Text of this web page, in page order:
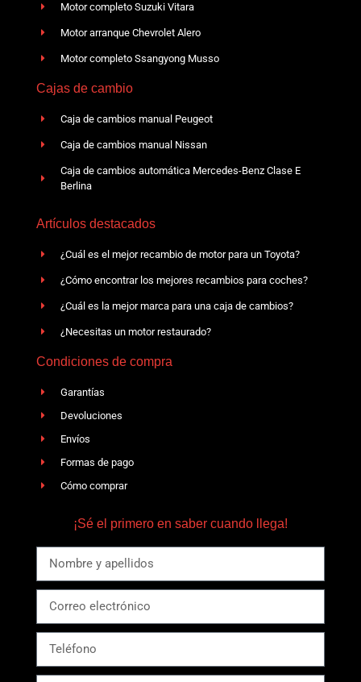
Motor completo Suzuki Vitara
Motor arranque Chevrolet Alero
Motor completo Ssangyong Musso
Cajas de cambio
Caja de cambios manual Peugeot
Caja de cambios manual Nissan
Caja de cambios automática Mercedes-Benz Clase E
Berlina
Artículos destacados
¿Cuál es el mejor recambio de motor para un Toyota?
¿Cómo encontrar los mejores recambios para coches?
¿Cuál es la mejor marca para una caja de cambios?
¿Necesitas un motor restaurado?
Condiciones de compra
Garantías
Devoluciones
Envíos
Formas de pago
Cómo comprar
¡Sé el primero en saber cuando llega!